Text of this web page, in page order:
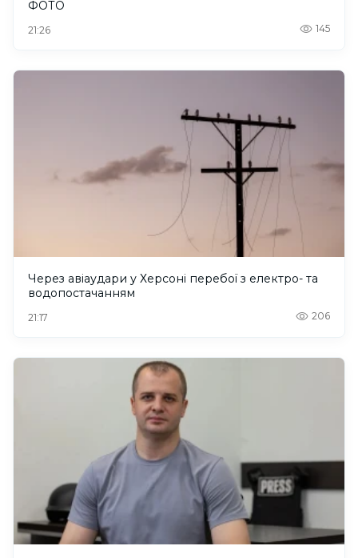
ФОТО
21:26 145
Через авіаудари у Херсоні перебої з електро- та
водопостачанням
21:17 206